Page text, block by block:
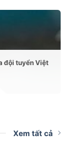
đội tuyển Việt
Xem tất cả